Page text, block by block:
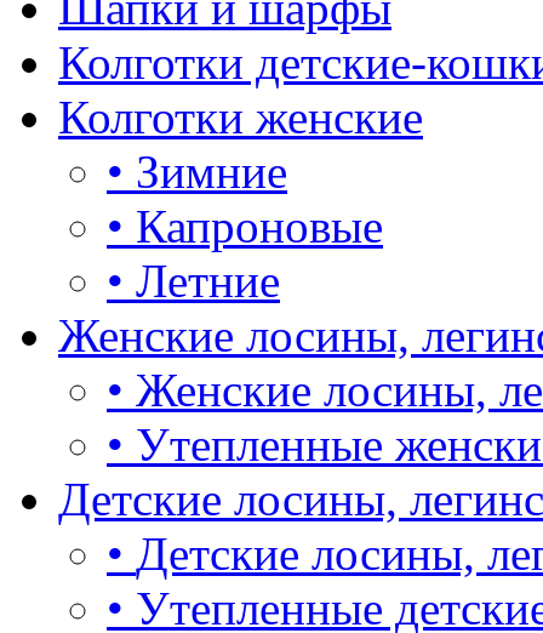
Колготки детские-
Колготки женские
• Зимние
• Капроновые
• Летние
Женские лосины,
• Женские лосины,
• Утепленные
Детские лосины,
• Детские лосины,
• Утепленные